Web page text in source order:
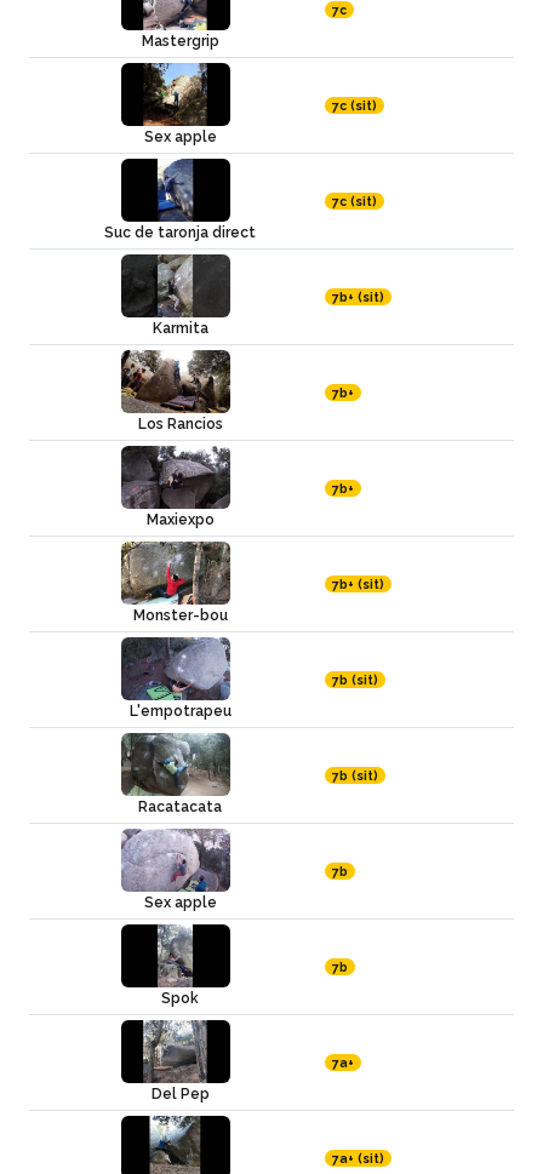
Mastergrip
7c
Sex apple
7c (sit)
Suc de taronja direct
7c (sit)
Karmita
7b+ (sit)
Los Rancios
7b+
Maxiexpo
7b+
Monster-bou
7b+ (sit)
L'empotrapeu
7b (sit)
Racatacata
7b (sit)
Sex apple
7b
Spok
7b
Del Pep
7a+
7a+ (sit)